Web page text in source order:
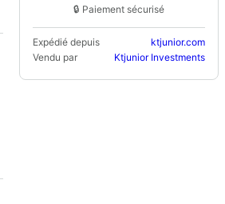
🔒 Paiement sécurisé
Expédié depuis
ktjunior.com
Vendu par
Ktjunior Investments